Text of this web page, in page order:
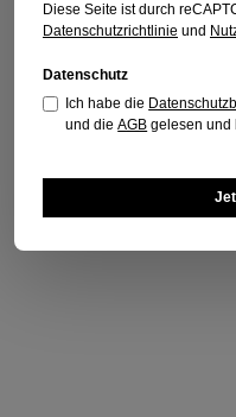
Diese Seite ist durch
Datenschutzrichtlinie und
Datenschutz
Ich habe die
und dieAGB gelesen und